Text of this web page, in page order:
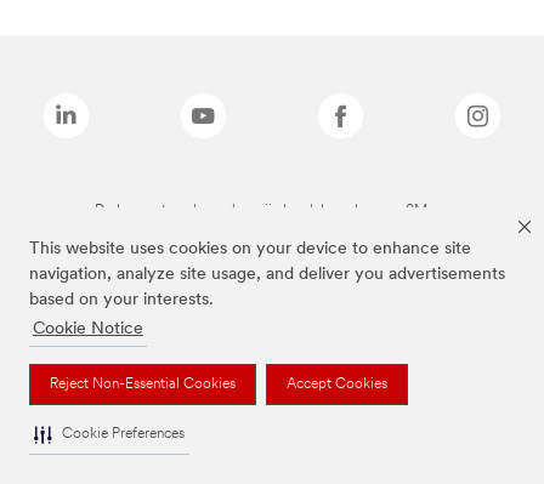
This website uses cookies on your device to enhance site
navigation, analyze site usage, and deliver you advertisements
based on your interests.
Cookie Notice
Reject Non-Essential Cookies Accept Cookies
Cookie Preferences
De bovenstaande merken zijn handelsmerken van 3M.we